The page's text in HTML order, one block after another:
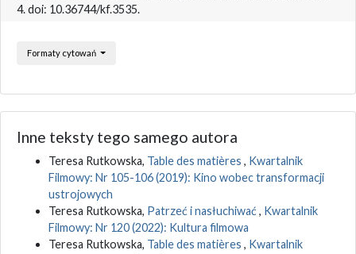
4. doi: 10.36744/kf.3535.
Formaty cytowań
Inne teksty tego samego autora
Teresa Rutkowska, Table des matières , Kwartalnik
Filmowy: Nr 105-106 (2019): Kino wobec transformacji
ustrojowych
Teresa Rutkowska, Patrzeć i nasłuchiwać, Kwartalnik
Filmowy: Nr 120 (2022): Kultura filmowa
Teresa Rutkowska, Table des matières , Kwartalnik